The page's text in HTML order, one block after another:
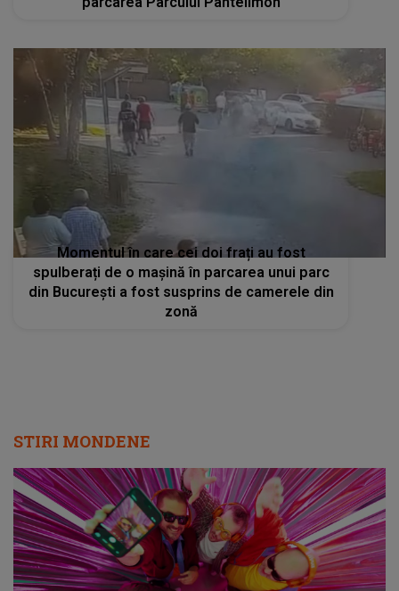
Momentul în care cei doi frați au fost
spulberați de o mașină în parcarea unui parc
din București a fost susprins de camerele din
zonă
STIRI MONDENE